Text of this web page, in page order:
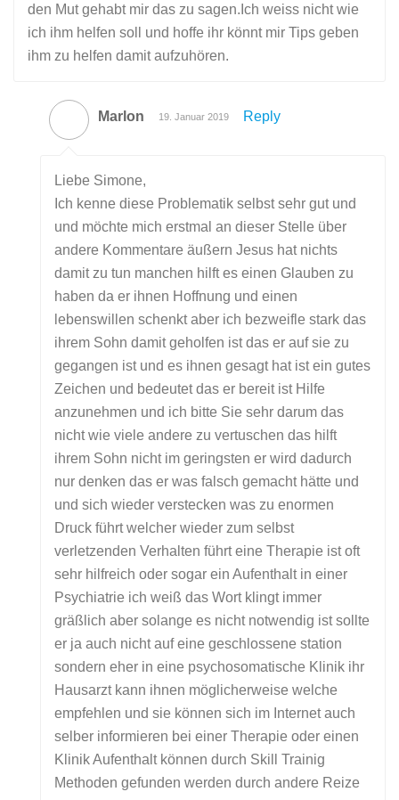
den Mut gehabt mir das zu sagen.Ich weiss nicht wie
ich ihm helfen soll und hoffe ihr könnt mir Tips geben
ihm zu helfen damit aufzuhören.
Marlon 19. Januar 2019 Reply
Liebe Simone,
Ich kenne diese Problematik selbst sehr gut und
und möchte mich erstmal an dieser Stelle über
andere Kommentare äußern Jesus hat nichts
damit zu tun manchen hilft es einen Glauben zu
haben da er ihnen Hoffnung und einen
lebenswillen schenkt aber ich bezweifle stark das
ihrem Sohn damit geholfen ist das er auf sie zu
gegangen ist und es ihnen gesagt hat ist ein gutes
Zeichen und bedeutet das er bereit ist Hilfe
anzunehmen und ich bitte Sie sehr darum das
nicht wie viele andere zu vertuschen das hilft
ihrem Sohn nicht im geringsten er wird dadurch
nur denken das er was falsch gemacht hätte und
und sich wieder verstecken was zu enormen
Druck führt welcher wieder zum selbst
verletzenden Verhalten führt eine Therapie ist oft
sehr hilfreich oder sogar ein Aufenthalt in einer
Psychiatrie ich weiß das Wort klingt immer
gräßlich aber solange es nicht notwendig ist sollte
er ja auch nicht auf eine geschlossene station
sondern eher in eine psychosomatische Klinik ihr
Hausarzt kann ihnen möglicherweise welche
empfehlen und sie können sich im Internet auch
selber informieren bei einer Therapie oder einen
Klinik Aufenthalt können durch Skill Trainig
Methoden gefunden werden durch andere Reize